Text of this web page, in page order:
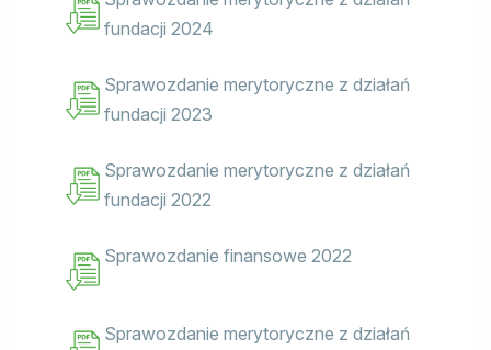
fundacji 2024
Sprawozdanie merytoryczne z działań
fundacji 2023
Sprawozdanie merytoryczne z działań
fundacji 2022
Sprawozdanie finansowe 2022
Sprawozdanie merytoryczne z działań